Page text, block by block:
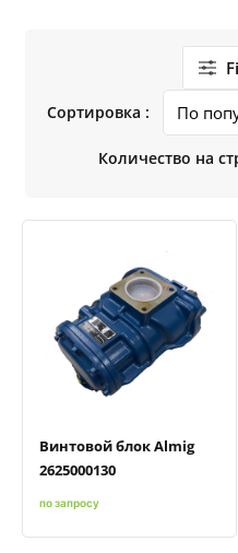
Сортировка :
Количество на
Быстрый просмотрДобавить к сравнению
Добавить в
Винтовой блок Almig
2625000130
по запросу